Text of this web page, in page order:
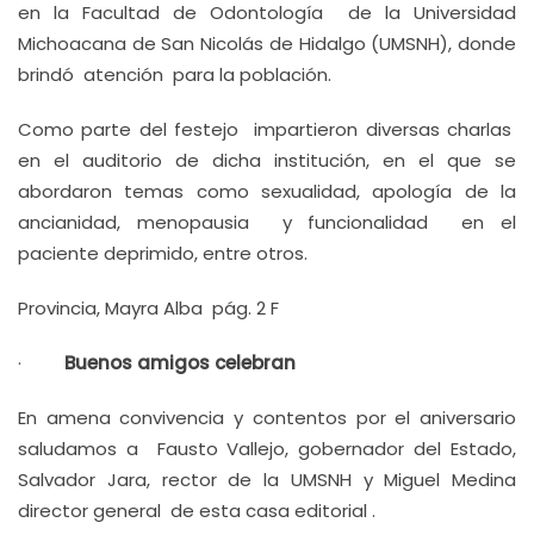
en la Facultad de Odontología de la Universidad
Michoacana de San Nicolás de Hidalgo (UMSNH), donde
brindó atención para la población.
Como parte del festejo impartieron diversas charlas
en el auditorio de dicha institución, en el que se
abordaron temas como sexualidad, apología de la
ancianidad, menopausia y funcionalidad en el
paciente deprimido, entre otros.
Provincia, Mayra Alba pág. 2 F
· Buenos amigos celebran
En amena convivencia y contentos por el aniversario
saludamos a Fausto Vallejo, gobernador del Estado,
Salvador Jara, rector de la UMSNH y Miguel Medina
director general de esta casa editorial .